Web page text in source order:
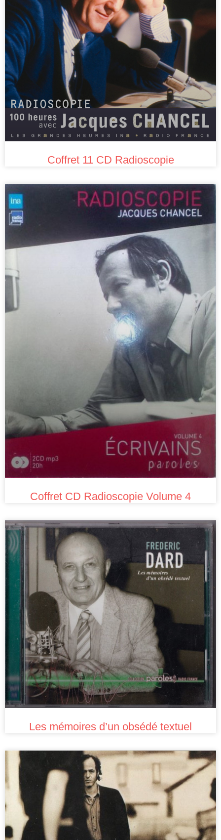
Coffret 11 CD Radioscopie
Coffret CD Radioscopie Volume 4
Les mémoires d’un obsédé textuel